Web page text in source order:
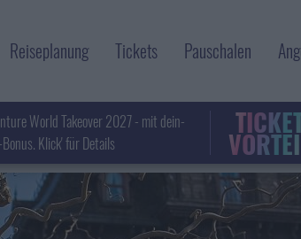
Reiseplanung Tickets Pauschalen
World Takeover 2027 - mit dein-
Klick' für Details